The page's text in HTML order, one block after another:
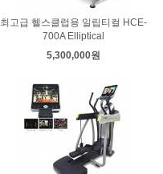
최고급 헬스클럽용 일립티컬 HCE-
700A Elliptical
5,300,000원